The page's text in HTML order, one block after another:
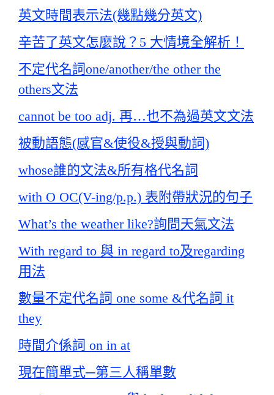
英文時間表示法(幾點幾分英文)
辛苦了英文怎麼說？5 大情境全解析！
不定代名詞one/another/the other the
others文法
cannot be too adj. 再…也不為過英文文法
被動語態(感官&使役&授與動詞)
whose誰的文法&所有格代名詞
with O OC(V-ing/p.p.) 表附帶狀況的句子
What’s the weather like?詢問天氣文法
With regard to 與 in regard to及regarding
用法
數量不定代名詞 one some &代名詞 it
they
時間介係詞 on in at
現在簡單式─第三人稱單數